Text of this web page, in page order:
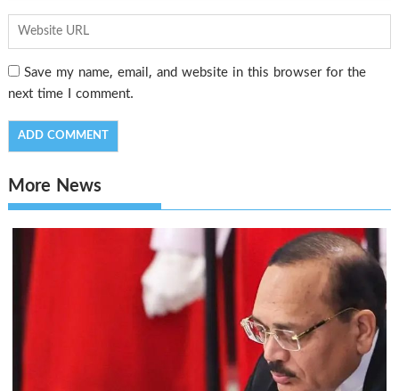
Save my name, email, and website in this browser for the
next time I comment.
More News